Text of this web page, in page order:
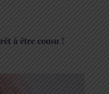
à être cousu !